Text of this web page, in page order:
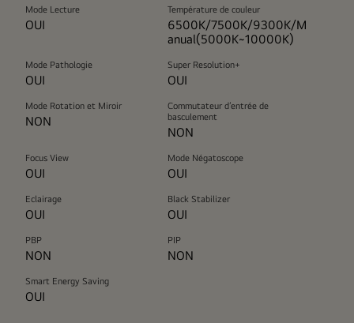
Mode Lecture
OUI
Température de couleur
6500K/7500K/9300K/M
anual(5000K~10000K)
Mode Pathologie
OUI
Super Resolution+
OUI
Mode Rotation et Miroir
NON
Commutateur d’entrée de
basculement
NON
Focus View
OUI
Mode Négatoscope
OUI
Eclairage
OUI
Black Stabilizer
OUI
PBP
NON
PIP
NON
Smart Energy Saving
OUI